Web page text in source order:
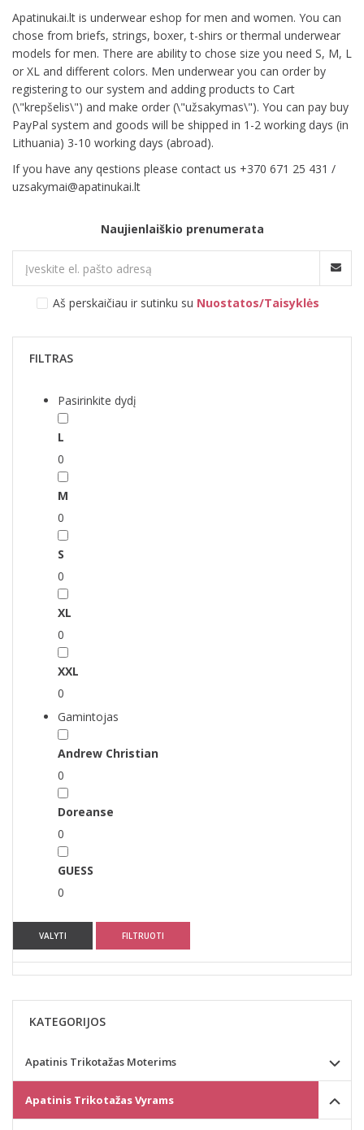
Apatinukai.lt is underwear eshop for men and women. You can
chose from briefs, strings, boxer, t-shirs or thermal underwear
models for men. There are ability to chose size you need S, M, L
or XL and different colors. Men underwear you can order by
registering to our system and adding products to Cart
(\"krepšelis\") and make order (\"užsakymas\"). You can pay buy
PayPal system and goods will be shipped in 1-2 working days (in
Lithuania) 3-10 working days (abroad).
If you have any qestions please contact us +370 671 25 431 /
uzsakymai@apatinukai.lt
Naujienlaiškio prenumerata
Aš perskaičiau ir sutinku su Nuostatos/Taisyklės
FILTRAS
Pasirinkite dydį
L
0
M
0
S
0
XL
0
XXL
0
Gamintojas
Andrew Christian
0
Doreanse
0
GUESS
0
VALYTI FILTRUOTI
KATEGORIJOS
Apatinis Trikotažas Moterims
Apatinis Trikotažas Vyrams